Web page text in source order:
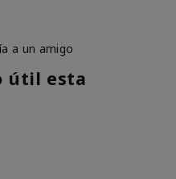
a un amigo
útil esta